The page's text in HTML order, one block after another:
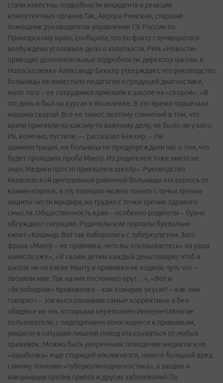
стали известны подробности инцидента и реакция
компетентных органов.Так, Аврора Римская, старший
помощник руководителя управления СК России по
Приморскому краю, сообщила, что по факту случившегося
возбуждено уголовное дело о халатности. РИА «Новости»
приводит дополнительные подробности: директор школы в
Новосысоевке Александр Беккер утверждает, что руководство
больницы не известило педагогов о грядущей диагностике,
мало того – ее сотрудники приехали к школе на «скорой». «В
тот день я был на курсах в Яковлевке. В это время подъехала
машина скорой. Все ее знают, поэтому сомнений в том, что
врачи приехали по какому-то важному делу, не было ни у кого.
Их, конечно, пустили, — рассказал Беккер. – Ни
администрация, ни больница не предупреждали нас о том, что
будет проходить проба Манту. Из родителей тоже никто не
знал. Медики просто приехали в школу». Руководство
Яковлевской центральной районной больницы отказалось от
комментариев, и эту позицию можно понять с точки зрения
защиты чести мундира, но трудно с точки зрения здравого
смысла. Общественность края – особенно родители – бурно
обсуждают ситуацию. Родительские порталы буквально
кипят.«Кошмар. Вот так поборолись с туберкулезом. Зато
фраза «Манту – не прививка, чего вы отказываетесь» на ушах
нависла уже», «Я своим детям каждый день говорю: чтоб в
школе ни на какие Манту и прививки не ходили, чуть что –
звонили мне. Так на них постоянно орут…», «Вот и
«безобидная» прививочка – как комарик укусит! – как они
говорят» – эти высказывания самые корректные и без-
обидные из тех, которыми переполнен Интернет.Многие
пользователи, с подозрением относящиеся к прививкам,
увидели в ситуации лишний повод отказываться от любых
прививок. Можно быть уверенным: поведение медиков и их
«ошибочка» еще сторицей откликнется, нанеся большой вред
самому понятию «туберкулинодиагностика», а заодно и
вакцинации против гриппа и других заболеваний.По